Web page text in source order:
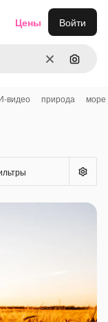
ОчиститьПоиск
Цены Войти
видео природа море